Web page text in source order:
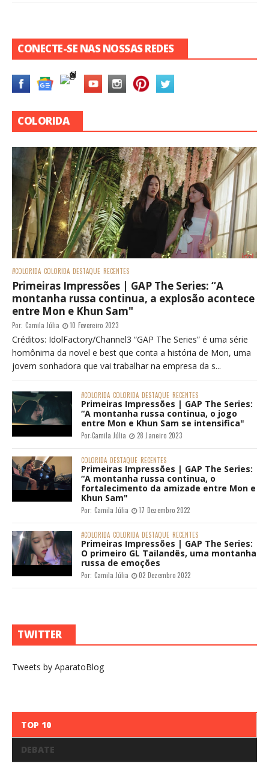
CONECTE-SE NAS NOSSAS REDES
COLORIDA
#COLORIDA COLORIDA DESTAQUE RECENTES
Primeiras Impressões | GAP The Series: “A
montanha russa continua, a explosão acontece
entre Mon e Khun Sam"
Por: Camila Júlia 10 Fevereiro 2023
Créditos: IdolFactory/Channel3 “GAP The Series” é uma série
homônima da novel e best que conta a história de Mon, uma
jovem sonhadora que vai trabalhar na empresa da s...
#COLORIDA COLORIDA DESTAQUE RECENTES
Primeiras Impressões | GAP The Series:
“A montanha russa continua, o jogo
entre Mon e Khun Sam se intensifica"
Por:Camila Júlia 28 Janeiro 2023
COLORIDA DESTAQUE RECENTES
Primeiras Impressões | GAP The Series:
“A montanha russa continua, o
fortalecimento da amizade entre Mon e
Khun Sam"
Por: Camila Júlia 17 Dezembro 2022
#COLORIDA COLORIDA DESTAQUE RECENTES
Primeiras Impressões | GAP The Series:
O primeiro GL Tailandês, uma montanha
russa de emoções
Por: Camila Júlia 02 Dezembro 2022
TWITTER
Tweets by AparatoBlog
TOP 10
DEBATE